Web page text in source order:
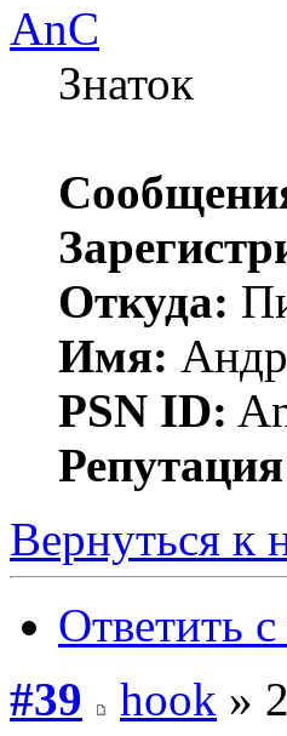
AnC
Знаток
Откуда:
Имя:
PSN ID:
Вернуться к
Ответить
#39
hook »